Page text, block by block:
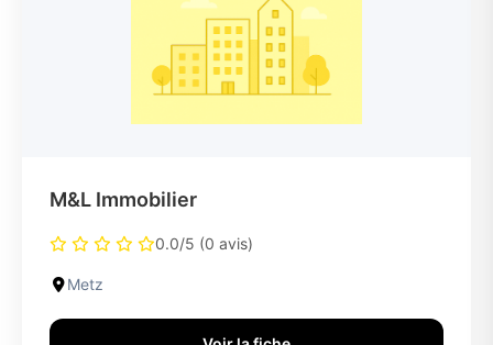
M&L Immobilier
0.0/5 (0 avis)
Metz